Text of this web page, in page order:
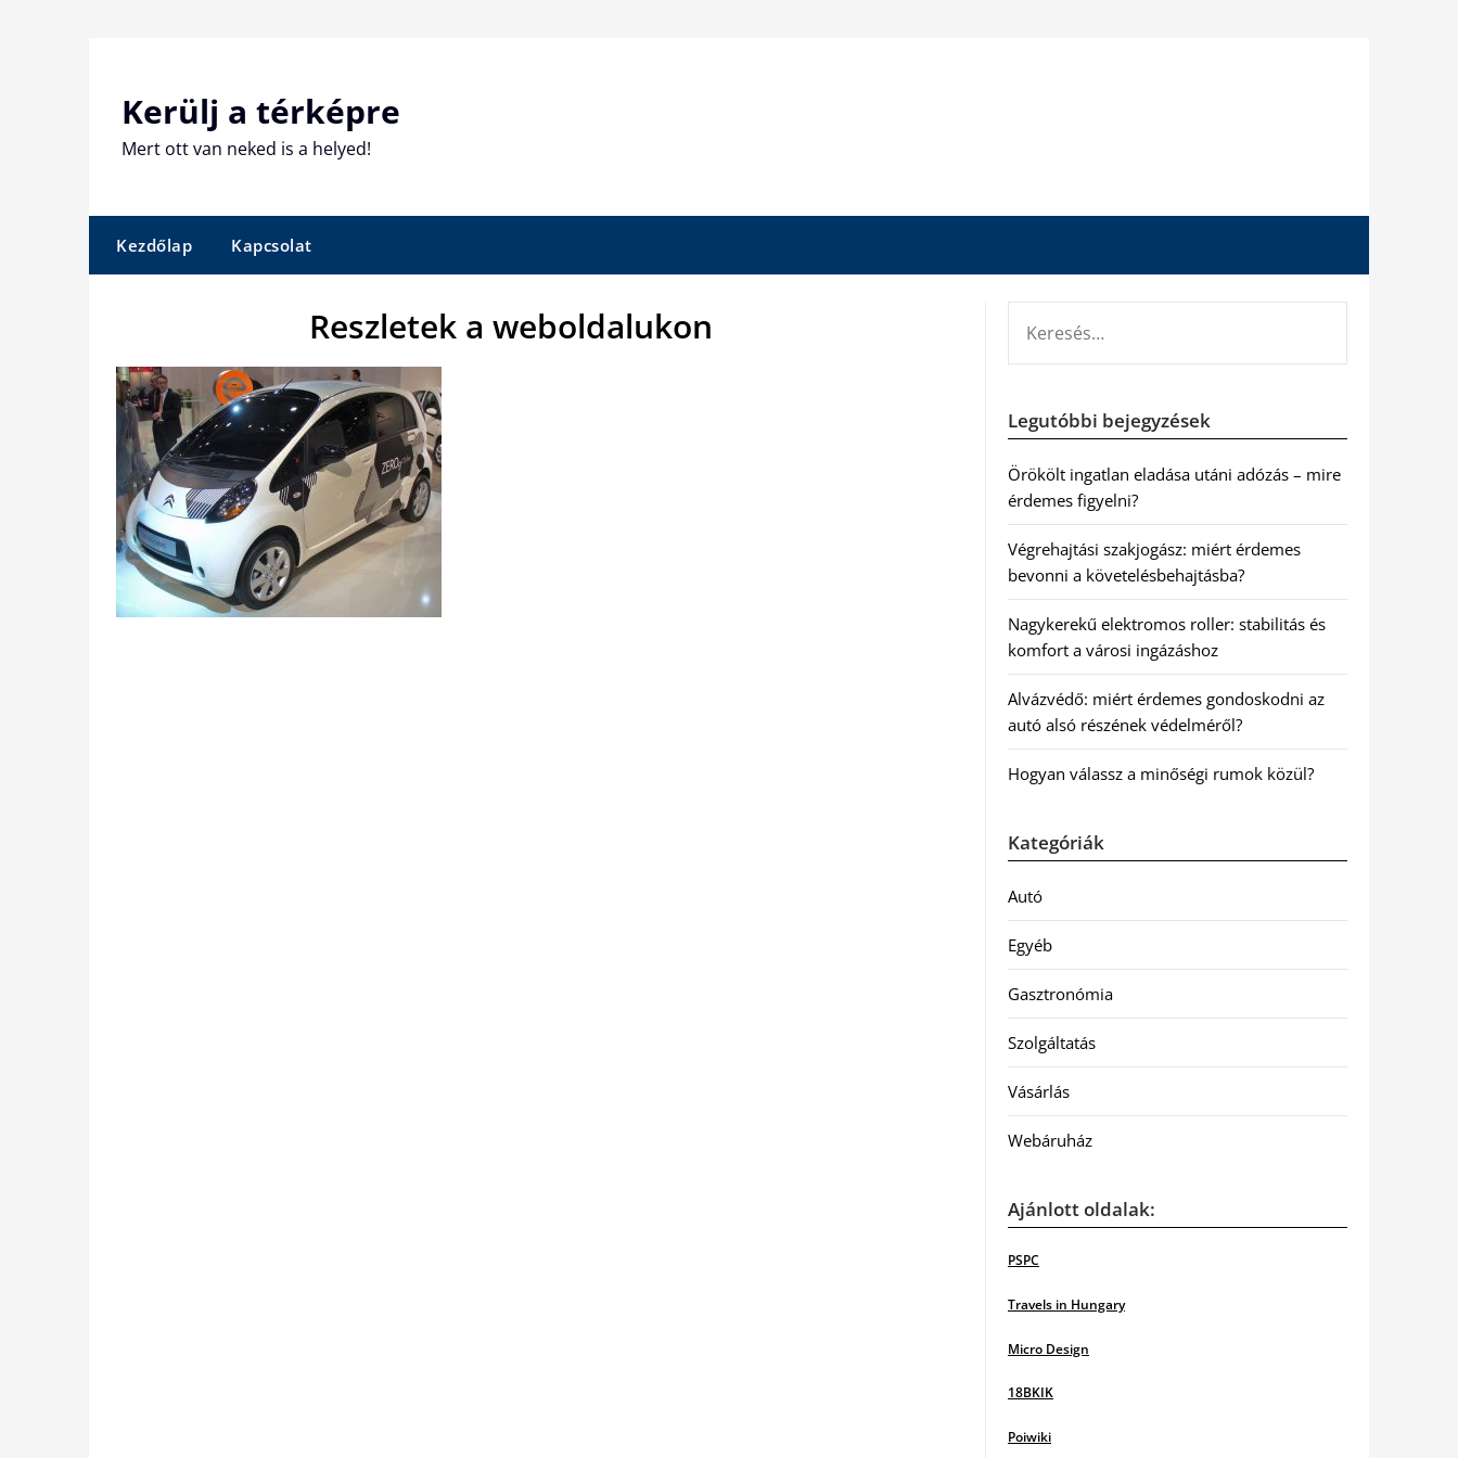
Kerülj a térképre
Mert ott van neked is a helyed!
Kezdőlap Kapcsolat
Reszletek a weboldalukon
Legutóbbi bejegyzések
Örökölt ingatlan eladása utáni adózás – mire
érdemes figyelni?
Végrehajtási szakjogász: miért érdemes
bevonni a követelésbehajtásba?
Nagykerekű elektromos roller: stabilitás és
komfort a városi ingázáshoz
Alvázvédő: miért érdemes gondoskodni az
autó alsó részének védelméről?
Hogyan válassz a minőségi rumok közül?
Kategóriák
Autó
Egyéb
Gasztronómia
Szolgáltatás
Vásárlás
Webáruház
Ajánlott oldalak:
PSPC
Travels in Hungary
Micro Design
18BKIK
Poiwiki